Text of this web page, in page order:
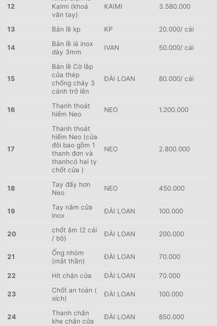
12
Kaimi (khoá
vân tay)
KAIMI 3.580.000
13 Bản lề kp KP 20.000/ cái
14
Bản lề lá inox
dày 3mm
IVAN 50.000/ cái
15
Bản lề Cờ lắp
cửa thép
chống cháy 3
cánh trở lên
ĐÀI LOAN 80.000/ cái
16
Thanh thoát
hiểm Neo
NEO 1.200.000
17
Thanh thoát
hiểm Neo (cửa
đôi bao gồm 1
thanh đơn và
thanhcó hai ty
chốt cửa )
NEO 2.800.000
18
Tay đẩy hơn
Neo
NEO 450.000
19
Tay nắm cửa
inox
ĐÀI LOAN 100.000
20
chốt âm (2 cái
/ bộ)
ĐÀI LOAN 200.000
21
Ống nhòm
(mắt thần)
ĐÀI LOAN 70.000
22 Hít chặn cửa ĐÀI LOAN 70.000
23
Chốt an toàn (
xích)
ĐÀI LOAN 100.000
24
Thanh chắn
khe chân cửa
ĐÀI LOAN 850.000